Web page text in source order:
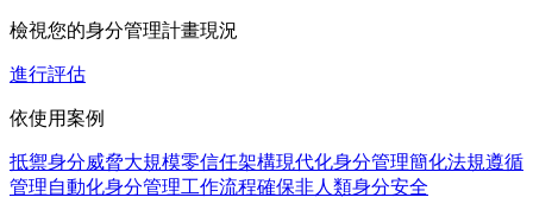
檢視您的身分管理計畫現況
進行評估
依使用案例
抵禦身分威脅大規模零信任架構現代化身分管理簡化法規遵循
管理自動化身分管理工作流程確保非人類身分安全